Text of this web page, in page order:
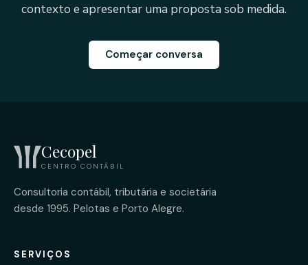
contexto e apresentar uma proposta sob medida.
Começar conversa
Cecopel
CENTRO CONTÁBIL
Consultoria contábil, tributária e societária
desde 1995. Pelotas e Porto Alegre.
SERVIÇOS